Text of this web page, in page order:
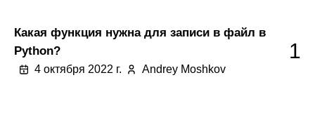
Какая функция нужна для записи в файл в
Python?
4 октября 2022 г. Andrey Moshkov
1